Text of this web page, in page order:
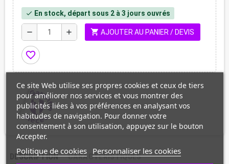
check En stock, départ sous 2 à 3 jours ouvrés
remove add shopping_cart AJOUTER AU PANIER / DEVIS
favorite_border
DESCRIPTION CARACTÉRISTIQUES
Ce site Web utilise ses propres cookies et ceux de tiers
pour améliorer nos services et vous montrer des
publicités liées à vos préférences en analysant vos
habitudes de navigation. Pour donner votre
consentement à son utilisation, appuyez sur le bouton
Accepter.
Politique de cookies Personnaliser les cookies